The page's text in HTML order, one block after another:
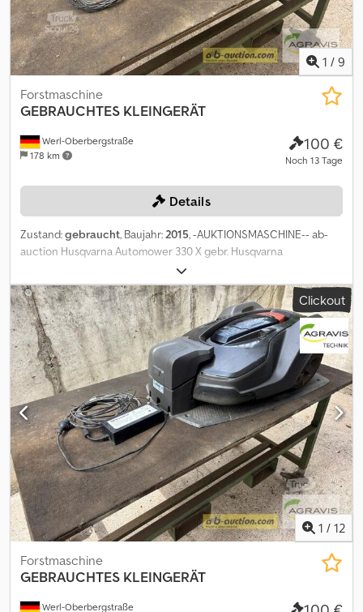
1 / 9
Werl-Oberbergstraße
178 km
Forstmaschine
GEBRAUCHTES KLEINGERÄT
100 €
Noch 13 Tage
Details
Zustand:gebraucht, Baujahr:2015, -AUKTIONSMASCHINE-- ab-
auction Husqvarna Automower 330 X gebr. Husqvarna
Mähroboter Typ: Automower 330 X Baujahr: 2015 mit Ladestation
Max. Flächenleistung bis 3000 qm Auf diese Maschine können Sie
Online bieten Der Startpreis beträgt 100.00 EUR excl. MwSt.
Registrieren Sie sich kostenlos und bieten Sie mit. Hier geht es
zur Auktion: ----- ----- Cedozqpvgspfx Ag Tjha Exciting Online
Auction! Start bidding on NOW! ab-auction
Gebrauchtgegenstände Sonderregelung. Der Verkauf erfolgt
gemäß §25a UstG – Differenzbesteuerung. Mehrwertsteuer nicht
ausweisbar.
Clickout
1 / 12
Werl-Oberbergstraße
Forstmaschine
GEBRAUCHTES KLEINGERÄT